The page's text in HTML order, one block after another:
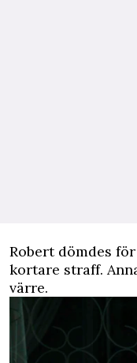
Robert dömdes
kortare straff.
värre.